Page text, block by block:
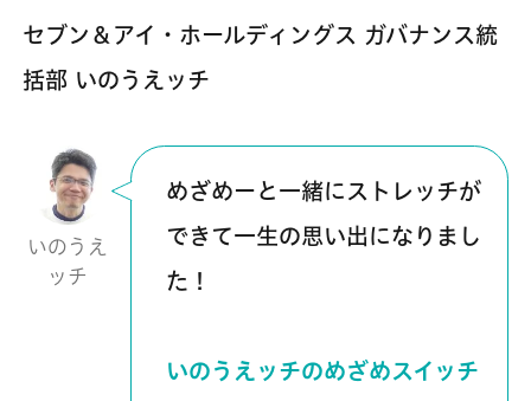
セブン＆アイ・ホールディングス ガバナンス統
括部 いのうえッチ
いのうえ
ッチ
めざめーと一緒にストレッチが
できて一生の思い出になりまし
た！
いのうえッチのめざめスイッチ